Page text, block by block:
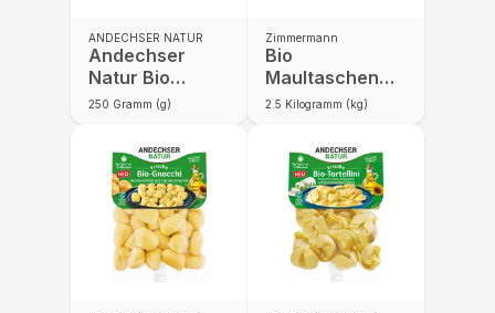
ANDECHSER NATUR
Andechser
Natur Bio
Trigoni 250g
250 Gramm (g)
Zimmermann
Bio
Maultaschen
mit
2.5 Kilogramm (kg)